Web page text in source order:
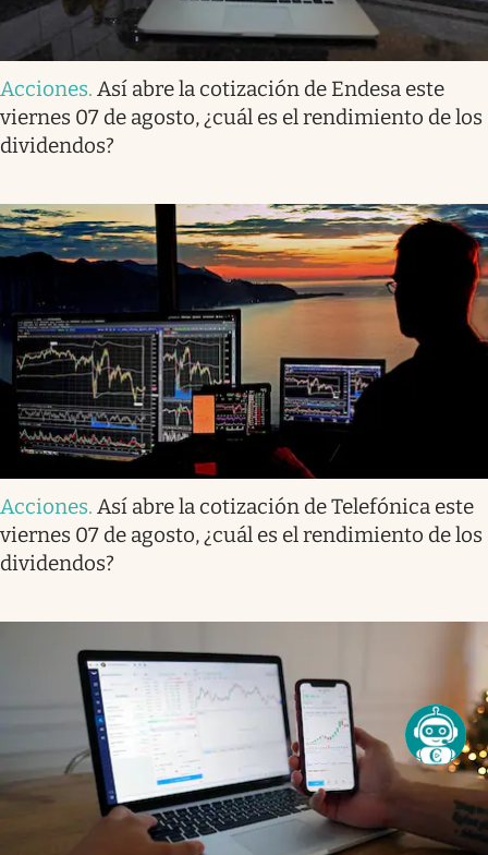
Acciones. Así abre la cotización de Endesa este
viernes 07 de agosto, ¿cuál es el rendimiento de los
dividendos?
Acciones. Así abre la cotización de Telefónica este
viernes 07 de agosto, ¿cuál es el rendimiento de los
dividendos?